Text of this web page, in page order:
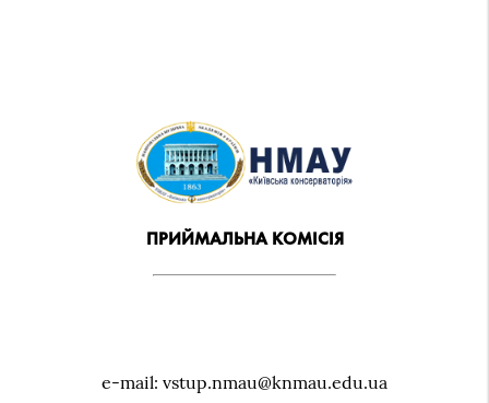
ПРИЙМАЛЬНА КОМІСІЯ
e-mail: vstup.nmau@knmau.edu.ua